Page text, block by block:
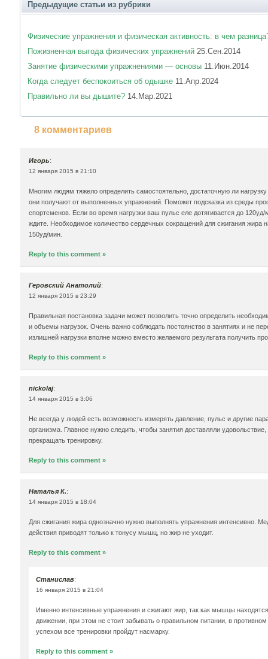
Предыдущие статьи из рубрики
Физические упражнения и физическая активность: в чем
Пожизненная выгода физических упражнений 25.Сен.2014
Занятие физическими упражнениями — основы 11.Июн.2014
Когда следует беспокоиться об одышке 11.Апр.2024
Правильно ли вы дышите? 14.Мар.2021
8 комментариев
Игорь:
12 января 2015 в 21:10
Многим людям тяжело определить самостоятельно, достаточную ли
они получают от выполненных упражнений. Поможет подсказка из среды
спортсменов. Если во время нагрузки ваш пульс еле дотягивается до
ждите. Необходимое количество сердечных сокращений для сжигания жира
150уд/мин.
Reply to this comment »
Геровский Анатолий:
12 января 2015 в 23:29
Правильная постановка задачи может позволить точно определить
и объемы нагрузок. Очень важно соблюдать постоянство в занятиях и не
излишней нагрузки вполне можно вместо желаемого результата получить
Reply to this comment »
nickolaj:
14 января 2015 в 3:06
Не всегда у людей есть возможность измерять давление, пульс и другие
организма. Главное нужно следить, чтобы занятия доставляли
прекращать тренировку.
Reply to this comment »
Наталья К.:
14 января 2015 в 18:04
Для сжигания жира однозначно нужно выполнять упражнения интенсивно.
действия приводят только к тонусу мышц, но жир не уходит.
Reply to this comment »
Станислав:
16 января 2015 в 21:04
Именно интенсивные упражнения и сжигают жир, так как мышцы
движении, при этом не стоит забывать о правильном питании, в
успехом все тренировки пройдут насмарку.
Reply to this comment »